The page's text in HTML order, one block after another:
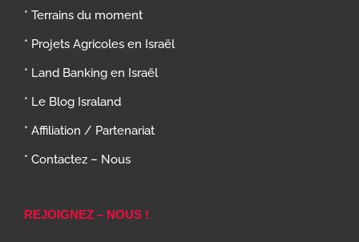
* Terrains du moment
* Projets Agricoles en Israël
* Land Banking en Israël
* Le Blog Israland
* Affiliation / Partenariat
* Contactez – Nous
REJOIGNEZ – NOUS !